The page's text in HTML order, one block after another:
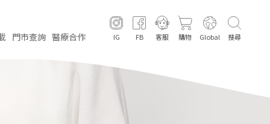
門市查詢 醫療合作 IG FB 客服 購物 Global 搜尋